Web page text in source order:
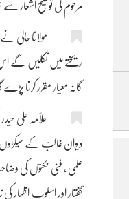
مرحوم کی توضیحِ اشعار
مولانا حالی نے
ریختے میں نکلیں گے اس
گانہ معیار مقرر کرنا
علّامہ علی حیدر
دیوان غالبؔ کے سیکڑوں
علمی ، فنی نکتوں کی
گفتار اور اسلوبِ